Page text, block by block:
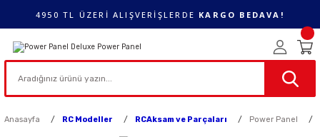
4950 TL ÜZERİ ALIŞVERİŞLERDE KARGO BEDAVA!
Anasayfa RC Modeller RCAksam ve Parçaları Power Panel